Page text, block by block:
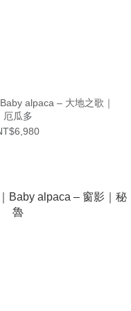
alpaca – 大地之歌｜
厄瓜多